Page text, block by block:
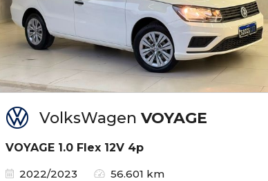
VolksWagen VOYAGE
VOYAGE 1.0 Flex 12V 4p
2022/2023
56.601 km